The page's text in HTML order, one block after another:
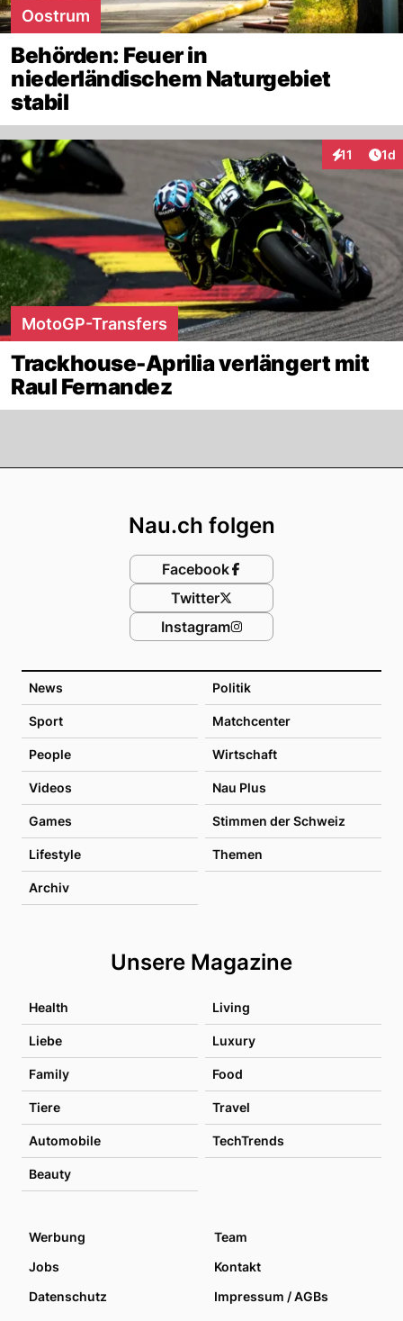
Oostrum
Behörden: Feuer in
niederländischem Naturgebiet
stabil
11 1d
MotoGP-Transfers
Trackhouse-Aprilia verlängert mit
Raul Fernandez
News Politik
Sport Matchcenter
People Wirtschaft
Videos Nau Plus
Games Stimmen der Schweiz
Lifestyle Themen
Archiv
Unsere Magazine
Health Living
Liebe Luxury
Family Food
Tiere Travel
Automobile TechTrends
Beauty
Nau.ch folgen
Facebook
Twitter
Instagram
Werbung
Team
Jobs
Kontakt
Datenschutz
Impressum / AGBs